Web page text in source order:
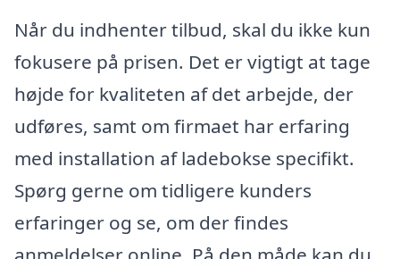
Når du indhenter tilbud, skal du ikke kun
fokusere på prisen. Det er vigtigt at tage
højde for kvaliteten af det arbejde, der
udføres, samt om firmaet har erfaring
med installation af ladebokse specifikt.
Spørg gerne om tidligere kunders
erfaringer og se, om der findes